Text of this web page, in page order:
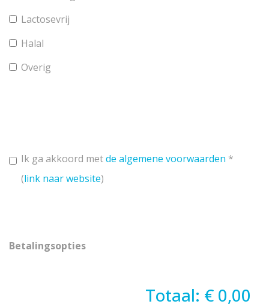
Lactosevrij
Halal
Overig
Ik ga akkoord metde algemene voorwaarden *
(link naar website)
Betalingsopties
Totaal: € 0,00